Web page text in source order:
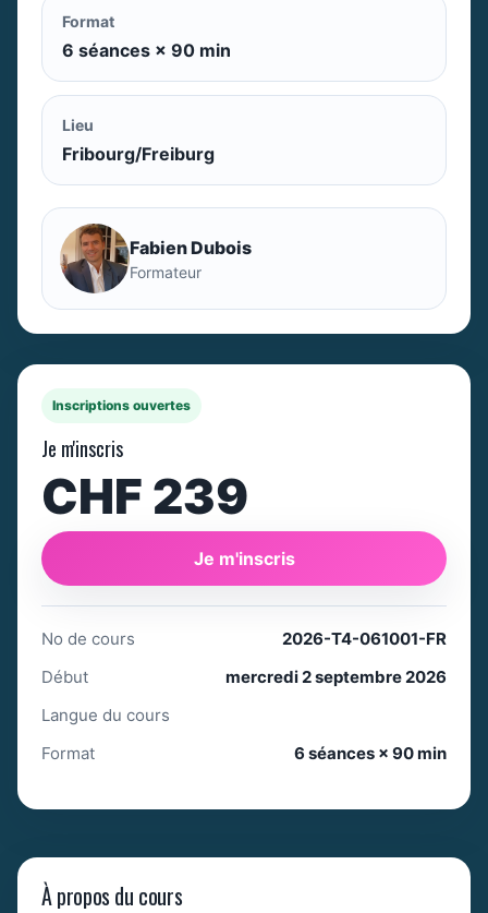
Format
6 séances × 90 min
Lieu
Fribourg/Freiburg
Fabien Dubois
Formateur
Inscriptions ouvertes
Je m'inscris
CHF 239
Je m'inscris
No de cours
2026-T4-061001-FR
Début
mercredi 2 septembre 2026
Langue du cours
Format
6 séances × 90 min
À propos du cours